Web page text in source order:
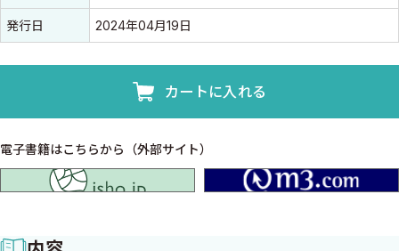
発行日 2024年04月19日
カートに入れる
電子書籍はこちらから（外部サイト）